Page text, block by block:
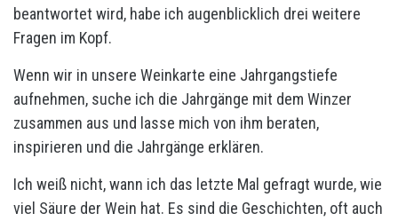
beantwortet wird, habe ich augenblicklich drei weitere
Fragen im Kopf.
Wenn wir in unsere Weinkarte eine Jahrgangstiefe
aufnehmen, suche ich die Jahrgänge mit dem Winzer
zusammen aus und lasse mich von ihm beraten,
inspirieren und die Jahrgänge erklären.
Ich weiß nicht, wann ich das letzte Mal gefragt wurde, wie
viel Säure der Wein hat. Es sind die Geschichten, oft auch